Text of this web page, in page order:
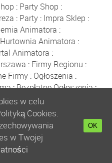
: Party Shop :
: Party : Impra Sklep :
Animatora :
Hurtownia Animatora :
Animatora :
: Firmy Regionu :
Firmy: Ogłoszenia :
:Bezpłatne Ogłoszenia:
Wolnego:
:sklep animatora
Ogłoszenia
Animatora
:
:Rumia
w celu
Cookies.
w Twojej
OK